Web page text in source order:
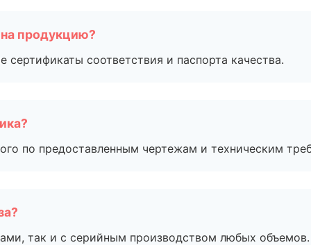
продукцию?
соответствия и паспорта качества.
по предоставленным чертежам и техническим
так и с серийным производством любых объемов.